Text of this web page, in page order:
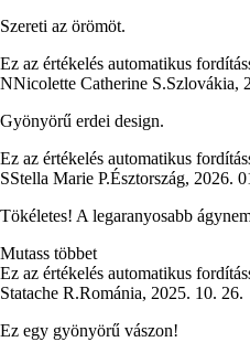
Szereti az örömöt.
Ez az értékelés automatikus
NNicolette Catherine S.Szlovákia,
Gyönyörű erdei design.
Ez az értékelés automatikus
SStella Marie P.Észtország, 2026.
Tökéletes! A legaranyosabb
Mutass többet
Ez az értékelés automatikus
Statache R.Románia, 2025. 10. 26.
Ez egy gyönyörű vászon!